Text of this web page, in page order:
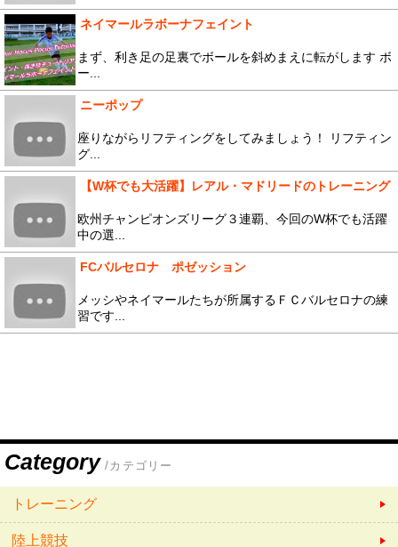
ネイマールラボーナフェイント
まず、利き足の足裏でボールを斜めまえに転がします ボ
ー...
ニーポップ
座りながらリフティングをしてみましょう！ リフティン
グ...
【W杯でも大活躍】レアル・マドリードのトレーニング
欧州チャンピオンズリーグ３連覇、今回のW杯でも活躍
中の選...
FCバルセロナ ポゼッション
メッシやネイマールたちが所属するＦＣバルセロナの練
習です...
Category /カテゴリー
トレーニング
陸上競技